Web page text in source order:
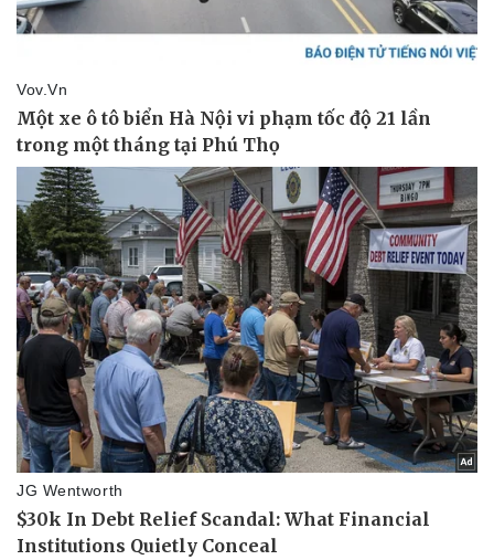
Pháp luật
Vụ án
Tin nóng
Tư vấn luật
Quân sự - Quốc phòng
Vũ khí
Việt Nam
Phân tích